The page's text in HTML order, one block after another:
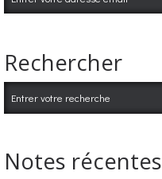
Rechercher
Notes récentes